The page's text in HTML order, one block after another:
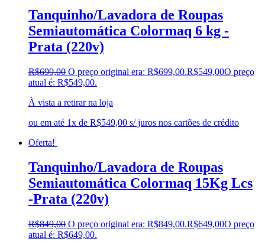
Tanquinho/Lavadora de Roupas
Semiautomática Colormaq 6 kg -
Prata (220v)
R$699,00 O preço original era: R$699,00.R$549,00O preço
atual é: R$549,00.
À vista a retirar na loja
ou em até 1x de R$549,00 s/ juros nos cartões de crédito
Oferta!
Tanquinho/Lavadora de Roupas
Semiautomática Colormaq 15Kg Lcs
-Prata (220v)
R$849,00 O preço original era: R$849,00.R$649,00O preço
atual é: R$649,00.